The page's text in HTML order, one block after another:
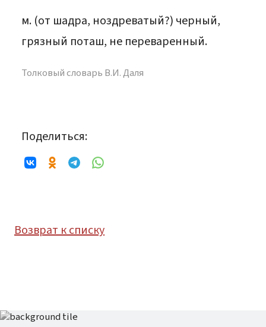
м. (от шадра, ноздреватый?) черный,
грязный поташ, не переваренный.
Толковый словарь В.И. Даля
Поделиться:
Возврат к списку